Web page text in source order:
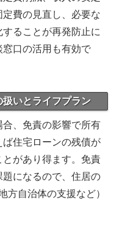
費の見直し、必要な
ることが再発防止に
口の活用も有効で
いとライフプラン
、免責の影響で所有
住宅ローンの残債が
があり得ます。免責
になるので、住居の
方自治体の支援など）